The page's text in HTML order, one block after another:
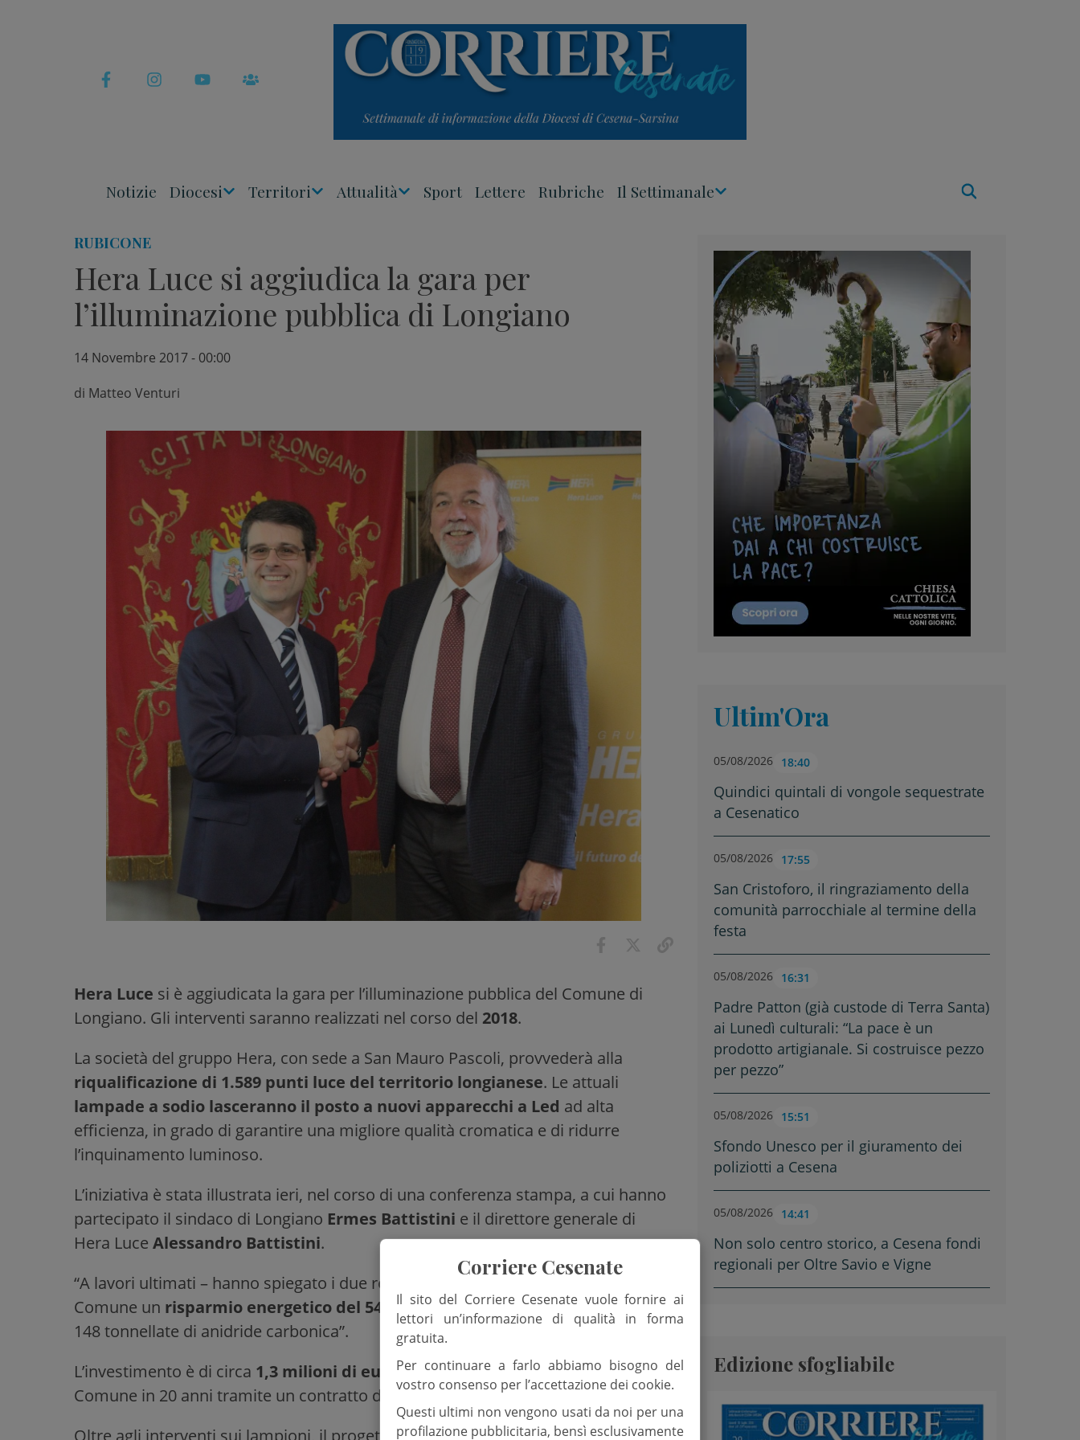
Notizie Diocesi Territori Attualità Sport Lettere Rubriche Il Settimanale
RUBICONE
Hera Luce si aggiudica la gara per
l’illuminazione pubblica di Longiano
14 Novembre 2017 - 00:00
di Matteo Venturi
Hera Luce si è aggiudicata la gara per l’illuminazione pubblica del Comune di
Longiano. Gli interventi saranno realizzati nel corso del 2018.
La società del gruppo Hera, con sede a San Mauro Pascoli, provvederà alla
riqualificazione di 1.589 punti luce del territorio longianese. Le attuali
lampade a sodio lasceranno il posto a nuovi apparecchi a Led ad alta
efficienza, in grado di garantire una migliore qualità cromatica e di ridurre
l’inquinamento luminoso.
L’iniziativa è stata illustrata ieri, nel corso di una conferenza stampa, a cui hanno
partecipato il sindaco di Longiano Ermes Battistini e il direttore generale di
Hera Luce Alessandro Battistini.
“A lavori ultimati – hanno spiegato i due relatori – l’intervento consentirà al
Comune un risparmio energetico del 54 per cento e la mancata emissione di
148 tonnellate di anidride carbonica”.
L’investimento è di circa 1,3 milioni di euroa carico di Hera Luce, ripagati dal
Comune in 20 anni tramite un contratto di prestazione energetica.
Oltre agli interventi sui lampioni, il progetto prevede la realizzazione di alcuni
Ultim'Ora
05/08/2026 18:40
Quindici quintali di vongole sequestrate
a Cesenatico
05/08/2026 17:55
San Cristoforo, il ringraziamento della
comunità parrocchiale al termine della
festa
05/08/2026 16:31
Padre Patton (già custode di Terra Santa)
ai Lunedì culturali: “La pace è un
prodotto artigianale. Si costruisce pezzo
per pezzo”
05/08/2026 15:51
Sfondo Unesco per il giuramento dei
poliziotti a Cesena
05/08/2026 14:41
Non solo centro storico, a Cesena fondi
regionali per Oltre Savio e Vigne
Edizione sfogliabile
Corriere Cesenate
Il sito del Corriere Cesenate vuole fornire ai
lettori un’informazione di qualità in forma
gratuita.
Per continuare a farlo abbiamo bisogno del
vostro consenso per l’accettazione dei cookie.
Questi ultimi non vengono usati da noi per una
profilazione pubblicitaria, bensì esclusivamente